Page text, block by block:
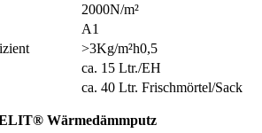
2000N/m²
A1
>3Kg/m²h0,5
ca. 15 Ltr./EH
ca. 40 Ltr. Frischmörtel/Sack
Wärmedämmputz